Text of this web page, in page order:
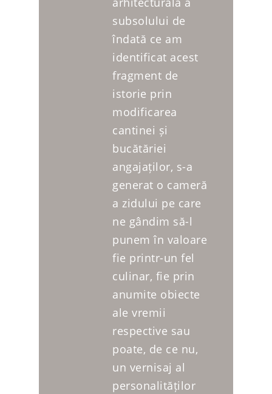
subsolului de
îndată ce am
identificat acest
fragment de
istorie prin
modificarea
cantinei și
bucătăriei
angajaților, s-a
generat o cameră
a zidului pe care
ne gândim să-l
punem în valoare
fie printr-un fel
culinar, fie prin
anumite obiecte
ale vremii
respective sau
poate, de ce nu,
un vernisaj al
personalităților